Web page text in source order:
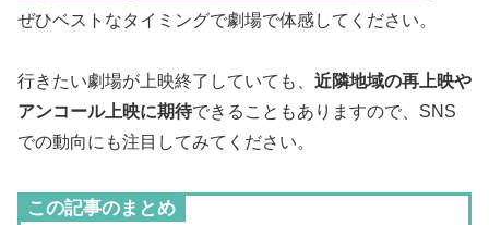
ぜひベストなタイミングで劇場で体感してください。
行きたい劇場が上映終了していても、 近隣地域の再上映や
アンコール上映に期待できることもありますので、SNS
での動向にも注目してみてください。
この記事のまとめ